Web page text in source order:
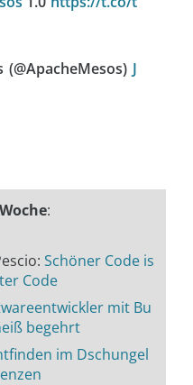
J
:
Schöner Code is
Code
mit Bu
begehrt
im Dschungel